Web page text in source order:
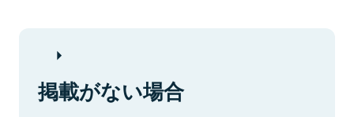
掲載がない場合